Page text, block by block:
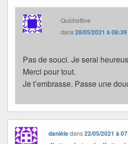
Quichottine
dans28/05/2021 à 08:39
Pas de souci. Je serai
Merci pour tout.
Je t’embrasse. Passe une
danièledans22/05/2021 à